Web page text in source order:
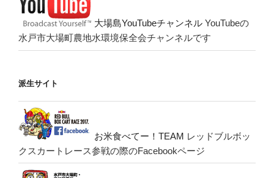
大場島YouTubeチャンネル YouTubeの
水戸市大場町農地水環境保全会チャンネルです
派生サイト
お米食べてー！TEAM レッドブルボッ
クスカートレース参戦の際のFacebookページ